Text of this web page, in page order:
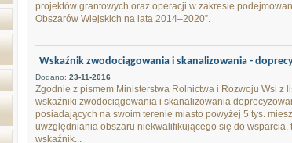
projektów grantowych oraz operacji w zakresie
Obszarów Wiejskich na lata 2014–2020”.
Wskaźnik zwodociągowania i skanalizowania -
Dodano: 23-11-2016
Zgodnie z pismem Ministerstwa Rolnictwa i Rozwoju Wsi z
wskaźniki zwodociągowania i skanalizowania
posiadających na swoim terenie miasto powyżej 5 tys.
uwzględniania obszaru niekwalifikującego się do wsparcia,
wskaźnik...